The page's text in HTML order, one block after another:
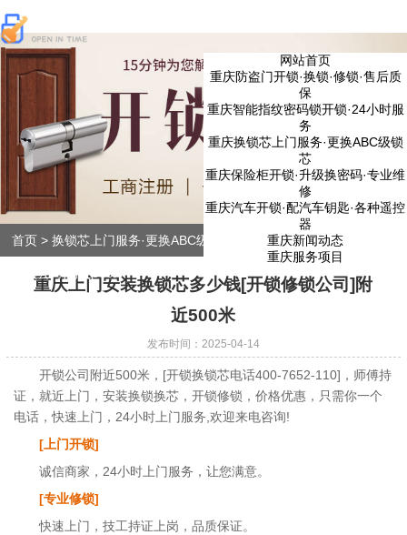
网站首页
重庆防盗门开锁·换锁·修锁·售后质
保
重庆智能指纹密码锁开锁·24小时服
务
重庆换锁芯上门服务·更换ABC级锁
芯
重庆保险柜开锁·升级换密码·专业维
修
重庆汽车开锁·配汽车钥匙·各种遥控
器
重庆新闻动态
重庆服务项目
首页> 换锁芯上门服务·更换ABC级锁芯 上门安装换锁芯多少钱[开锁
修锁公司]附近500米
重庆上门安装换锁芯多少钱[开锁修锁公司]附
近500米
发布时间：2025-04-14
开锁公司附近500米，[开锁换锁芯电话400-7652-110]，师傅持
证，就近上门，安装换锁换芯，开锁修锁，价格优惠，只需你一个
电话，快速上门，24小时上门服务,欢迎来电咨询!
[上门开锁]
诚信商家，24小时上门服务，让您满意。
[专业修锁]
快速上门，技工持证上岗，品质保证。